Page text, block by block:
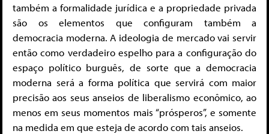
também a formalidade jurídica e a propriedade privada
são os elementos que configuram também a
democracia moderna. A ideologia de mercado vai servir
então como verdadeiro espelho para a configuração do
espaço político burguês, de sorte que a democracia
moderna será a forma política que servirá com maior
precisão aos seus anseios de liberalismo econômico, ao
menos em seus momentos mais “prósperos”, e somente
na medida em que esteja de acordo com tais anseios.